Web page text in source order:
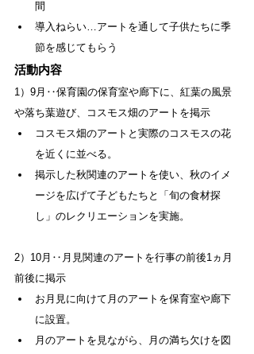
間
導入ねらい…アートを通して子供たちに季
節を感じてもらう
活動内容
1）9月‥保育園の保育室や廊下に、紅葉の風景
や落ち葉遊び、コスモス畑のアートを掲示
コスモス畑のアートと実際のコスモスの花
を近くに並べる。
掲示した秋関連のアートを使い、秋のイメ
ージを広げて子どもたちと「旬の食材探
し」のレクリエーションを実施。
2）10月‥月見関連のアートを行事の前後1ヵ月
前後に掲示
お月見に向けて月のアートを保育室や廊下
に設置。
月のアートを見ながら、月の満ち欠けを図